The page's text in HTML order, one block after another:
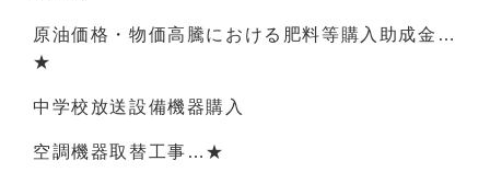
原油価格・物価高騰における肥料等購入助成金…
★
中学校放送設備機器購入
空調機器取替工事…★